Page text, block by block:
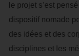
le projet s’est
dispositif nomade
des idées et des
disciplines et les